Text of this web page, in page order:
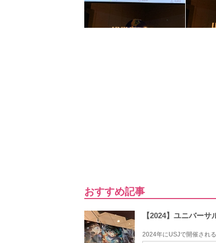
おすすめ記事
【2024】ユニバー
2024年にUSJで開催され